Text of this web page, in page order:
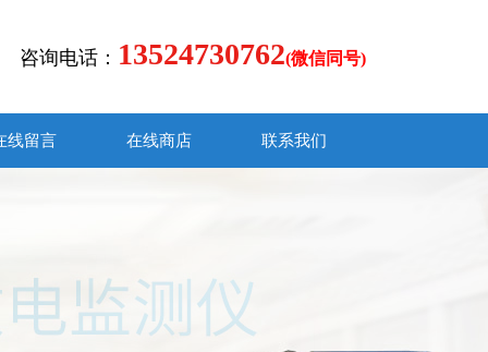
咨询电话： 13524730762(微信同号)
线留言 在线商店 联系我们